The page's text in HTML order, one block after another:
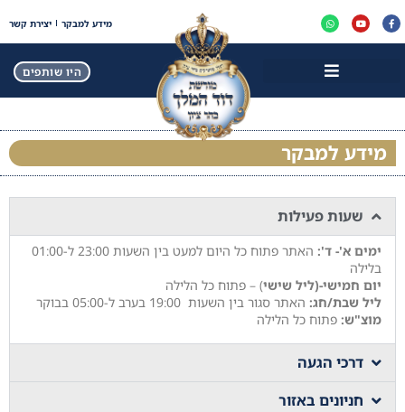
מידע למבקר יצירת קשר
היו שותפים
מידע למבקר
שעות פעילות
ימים א'- ד':
האתר פתוח כל היום למעט בין השעות 23:00 ל-01:00
בלילה
יום חמישי-(ליל שישי) – פתוח כל הלילה
ליל שבת/חג: האתר סגור בין השעות 19:00 בערב ל-05:00 בבוקר
מוצ"ש: פתוח כל הלילה
דרכי הגעה
חניונים באזור